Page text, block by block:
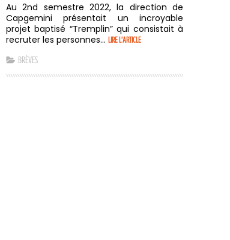
Au 2nd semestre 2022, la direction de
Capgemini présentait un incroyable
projet baptisé “Tremplin” qui consistait à
recruter les personnes... LIRE L'ARTICLE
BRÈVES